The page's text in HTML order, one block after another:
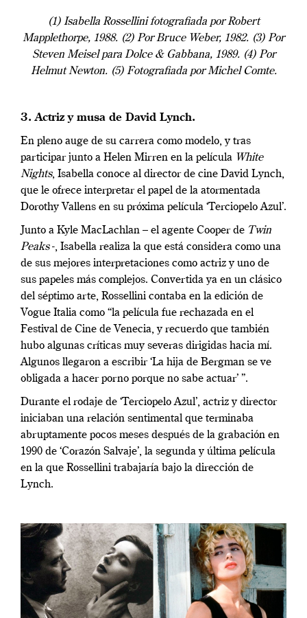
(1) Isabella Rossellini fotografiada por Robert
Mapplethorpe, 1988. (2) Por Bruce Weber, 1982. (3) Por
Steven Meisel para Dolce & Gabbana, 1989. (4) Por
Helmut Newton. (5) Fotografiada por Michel Comte.
3. Actriz y musa de David Lynch.
En pleno auge de su carrera como modelo, y tras
participar junto a Helen Mirren en la película White
Nights, Isabella conoce al director de cine David Lynch,
que le ofrece interpretar el papel de la atormentada
Dorothy Vallens en su próxima película ‘Terciopelo Azul’.
Junto a Kyle MacLachlan – el agente Cooper de Twin
Peaks-, Isabella realiza la que está considera como una
de sus mejores interpretaciones como actriz y uno de
sus papeles más complejos. Convertida ya en un clásico
del séptimo arte, Rossellini contaba en la edición de
Vogue Italia como “la película fue rechazada en el
Festival de Cine de Venecia, y recuerdo que también
hubo algunas críticas muy severas dirigidas hacia mí.
Algunos llegaron a escribir ‘La hija de Bergman se ve
obligada a hacer porno porque no sabe actuar’ ”.
Durante el rodaje de ‘Terciopelo Azul’, actriz y director
iniciaban una relación sentimental que terminaba
abruptamente pocos meses después de la grabación en
1990 de ‘Corazón Salvaje’, la segunda y última película
en la que Rossellini trabajaría bajo la dirección de
Lynch.